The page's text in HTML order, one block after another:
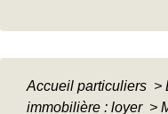
Accueil particuliers >
immobilière : loyer >